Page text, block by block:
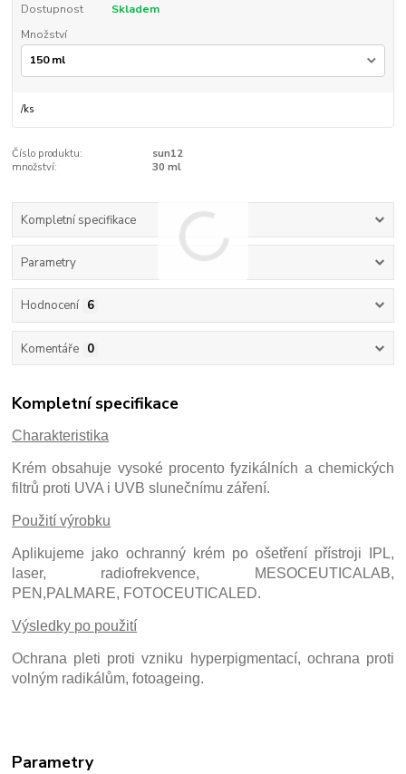
Dostupnost
Skladem
Množství
/ks
Číslo produktu:
sun12
množství:
30 ml
Kompletní specifikace
Parametry
Hodnocení 6
Komentáře 0
Kompletní specifikace
Charakteristika
Krém obsahuje vysoké procento fyzikálních a chemických
filtrů proti UVA i UVB slunečnímu záření.
Použití výrobku
Aplikujeme jako ochranný krém po ošetření přístroji IPL,
laser, radiofrekvence, MESOCEUTICALAB,
PEN,PALMARE, FOTOCEUTICALED.
Výsledky po použití
Ochrana pleti proti vzniku hyperpigmentací, ochrana proti
volným radikálům, fotoageing.
Parametry